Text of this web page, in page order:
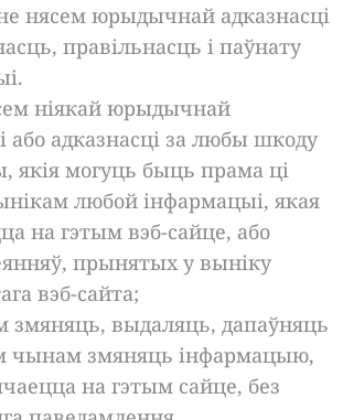
нясем юрыдычнай адказнасці
правільнасць і паўнату
ніякай юрыдычнай
або адказнасці за любы шкоду
якія могуць быць прама ці
любой інфармацыі, якая
на гэтым вэб-сайце, або
прынятых у выніку
вэб-сайта;
выдаляць, дапаўняць
чынам змяняць інфармацыю,
на гэтым сайце, без